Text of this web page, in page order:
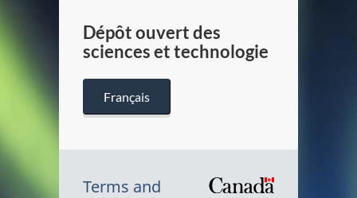
Dépôt ouvert des
sciences et technologie
Français
Terms and